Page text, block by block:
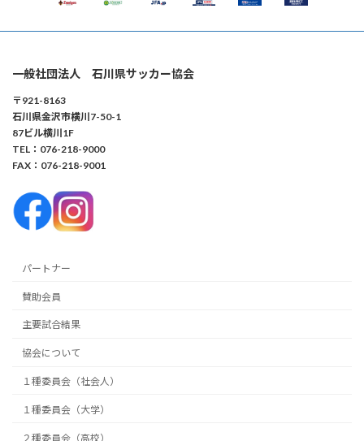
一般社団法人 石川県サッカー協会
〒921-8163
石川県金沢市横川7-50-1
87ビル横川1F
TEL：076-218-9000
FAX：076-218-9001
パートナー
賛助会員
主要試合結果
協会について
１種委員会（社会人）
１種委員会（大学）
２種委員会（高校）